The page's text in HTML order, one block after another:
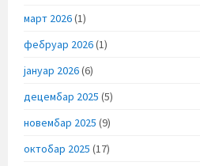
март 2026(1)
фебруар 2026(1)
јануар 2026(6)
децембар 2025 (5)
новембар 2025 (9)
октобар 2025 (17)